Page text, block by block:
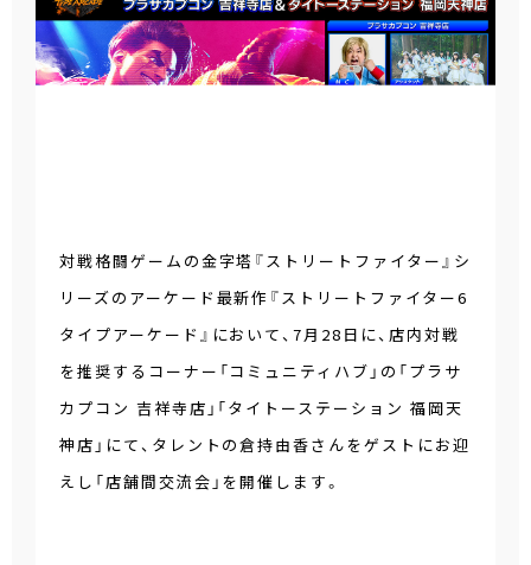
対戦格闘ゲームの金字塔『ストリートファイター』シ
リーズのアーケード最新作『ストリートファイター6
タイプアーケード』において、7月28日に、店内対戦
を推奨するコーナー「コミュニティハブ」の「プラサ
カプコン 吉祥寺店」「タイトーステーション 福岡天
神店」にて、タレントの倉持由香さんをゲストにお迎
えし「店舗間交流会」を開催します。